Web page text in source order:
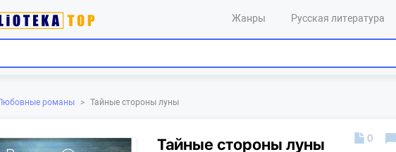
Жанры Русская литература
романы > Тайные стороны луны
Тайные стороны луны 0